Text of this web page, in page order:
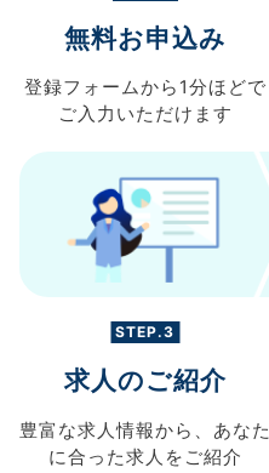
無料お申込み
登録フォームから 1分ほどで
ご入力 いただけます
STEP.3
求人のご紹介
豊富な求人情報から、 あなた
に合った求人を ご紹介